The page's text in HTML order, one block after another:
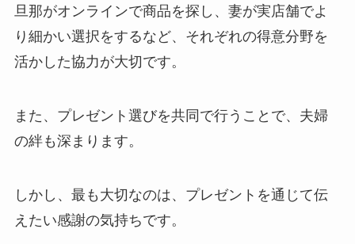
旦那がオンラインで商品を探し、妻が実店舗でよ
り細かい選択をするなど、それぞれの得意分野を
活かした協力が大切です。
また、プレゼント選びを共同で行うことで、夫婦
の絆も深まります。
しかし、最も大切なのは、プレゼントを通じて伝
えたい感謝の気持ちです。